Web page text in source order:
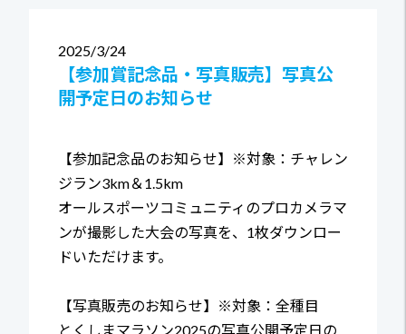
2025 3/24
【参加賞記念品・写真販売】写真公
開予定日のお知らせ
【参加記念品のお知らせ】※対象：チャレン
ジラン3km＆1.5km
オールスポーツコミュニティのプロカメラマ
ンが撮影した大会の写真を、1枚ダウンロー
ドいただけます。
【写真販売のお知らせ】※対象：全種目
とくしまマラソン2025の写真公開予定日の